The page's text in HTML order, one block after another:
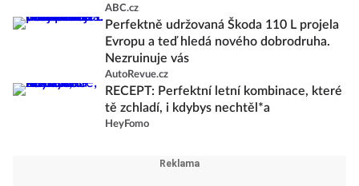
ABC.cz
Perfektně udržovaná Škoda 110 L projela
Evropu a teď hledá nového dobrodruha.
Nezruinuje vás
AutoRevue.cz
RECEPT: Perfektní letní kombinace, které
tě zchladí, i kdybys nechtěl*a
HeyFomo